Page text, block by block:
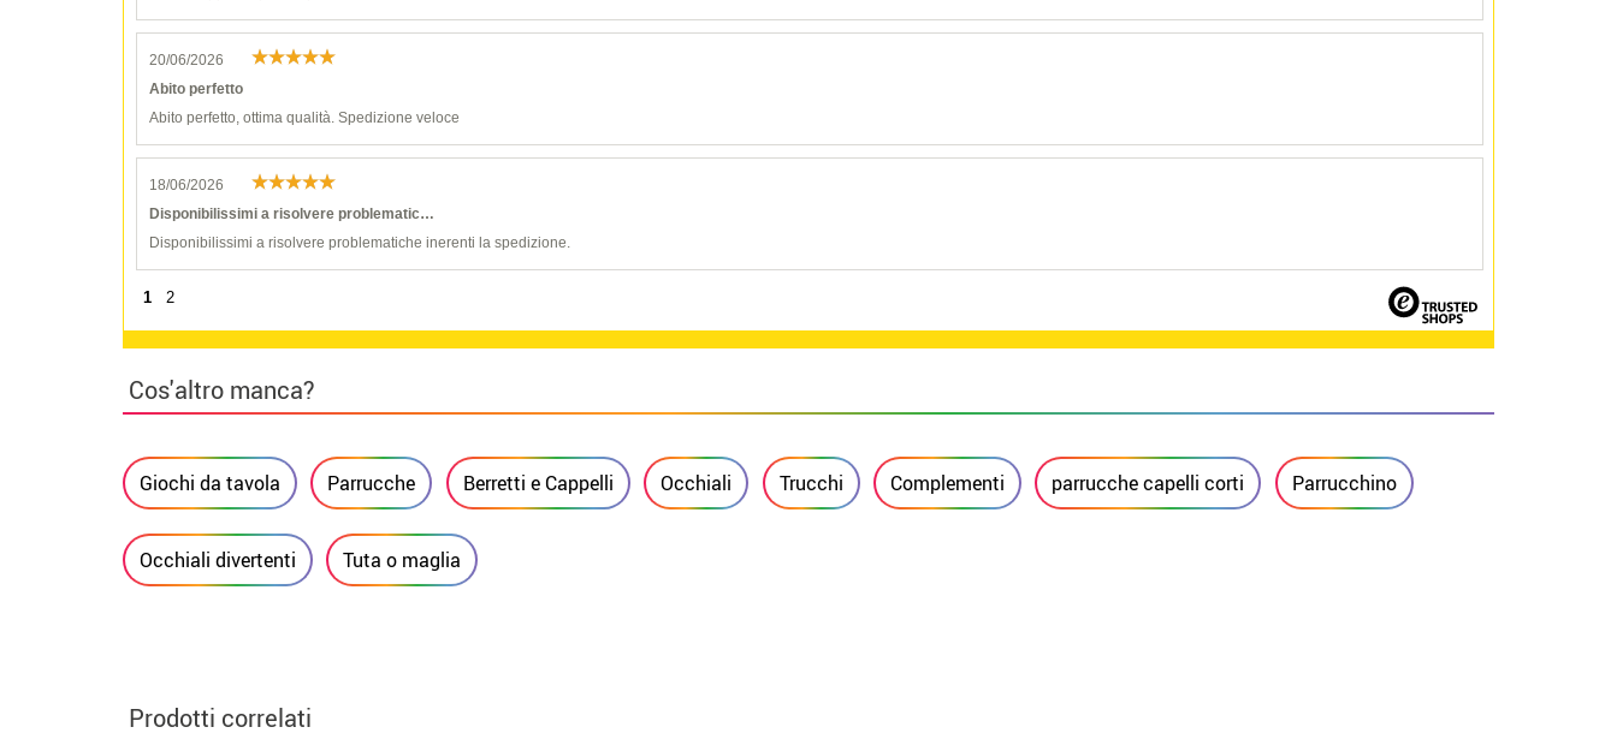
20/06/2026
Abito perfetto
Abito perfetto, ottima qualità. Spedizione veloce
18/06/2026
Disponibilissimi a risolvere problematic…
Disponibilissimi a risolvere problematiche inerenti la spedizione.
1 2
Cos'altro manca?
Giochi da tavola Parrucche Berretti e Cappelli Occhiali Trucchi Complementi parrucche capelli corti Parrucchino
Occhiali divertenti Tuta o maglia
Prodotti correlati